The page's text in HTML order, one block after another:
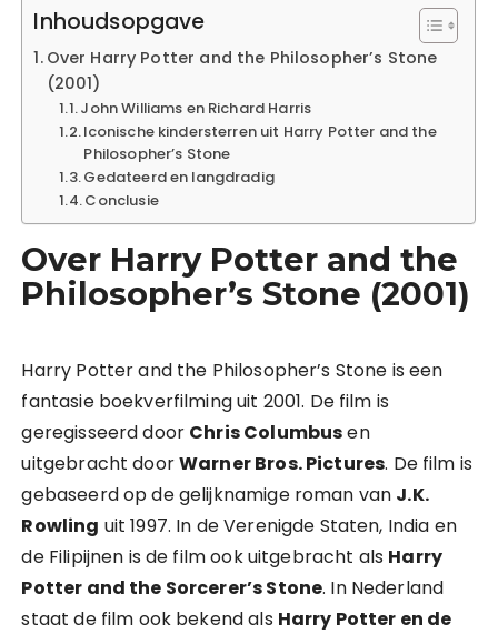
Inhoudsopgave
Over Harry Potter and the Philosopher’s Stone
(2001)
John Williams en Richard Harris
Iconische kindersterren uit Harry Potter and the
Philosopher’s Stone
Gedateerd en langdradig
Conclusie
Over Harry Potter and the
Philosopher’s Stone (2001)
Harry Potter and the Philosopher’s Stone is een
fantasie boekverfilming uit 2001. De film is
geregisseerd door Chris Columbusen
uitgebracht doorWarner Bros. Pictures. De film is
gebaseerd op de gelijknamige roman van J.K.
Rowling uit 1997. In de Verenigde Staten, India en
de Filipijnen is de film ook uitgebracht als Harry
Potter and the Sorcerer’s Stone. In Nederland
staat de film ook bekend als Harry Potter en de